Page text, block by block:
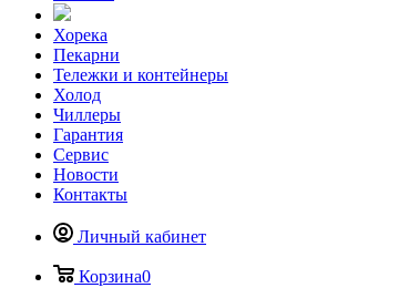
Хорека
Пекарни
Тележки и контейнеры
Холод
Чиллеры
Гарантия
Сервис
Новости
Контакты
Личный кабинет
Корзина0